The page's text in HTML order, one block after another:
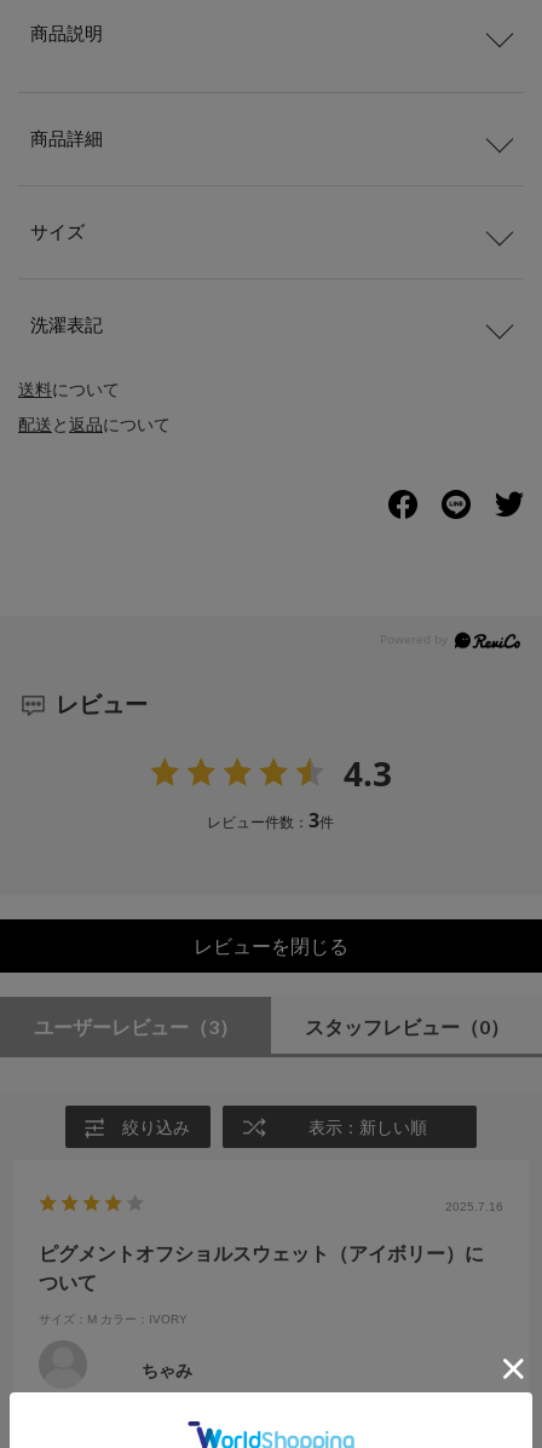
送料について
配送と返品について
商品説明
商品詳細
サイズ
洗濯表記
レビュー
4.3
レビュー件数：3件
レビューを閉じる
ユーザーレビュー （3） スタッフレビュー （0）
絞り込み 表示：新しい順
2025.7.16
ピグメントオフショルスウェット（アイボリー）に
ついて
サイズ：M カラー：IVORY
ちゃみ